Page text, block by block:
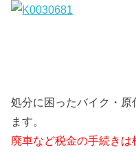
処分に困ったバイク・
ます。
廃車など税金の手続き